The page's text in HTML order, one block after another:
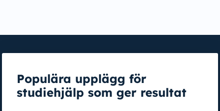
Populära upplägg för
studiehjälp som ger resultat